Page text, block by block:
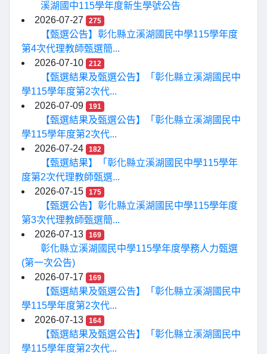
溪湖國中115學年度新生學號公告
2026-07-27
275
【甄選公告】彰化縣立溪湖國民中學115學年度
第4次代理教師甄選簡...
2026-07-10
212
【甄選結果及甄選公告】「彰化縣立溪湖國民中
學115學年度第2次代...
2026-07-09
191
【甄選結果及甄選公告】「彰化縣立溪湖國民中
學115學年度第2次代...
2026-07-24
182
【甄選結果】「彰化縣立溪湖國民中學115學年
度第2次代理教師甄選...
2026-07-15
175
【甄選公告】彰化縣立溪湖國民中學115學年度
第3次代理教師甄選簡...
2026-07-13
169
彰化縣立溪湖國民中學115學年度學務人力甄選
(第一次公告)
2026-07-17
169
【甄選結果及甄選公告】「彰化縣立溪湖國民中
學115學年度第2次代...
2026-07-13
164
【甄選結果及甄選公告】「彰化縣立溪湖國民中
學115學年度第2次代...